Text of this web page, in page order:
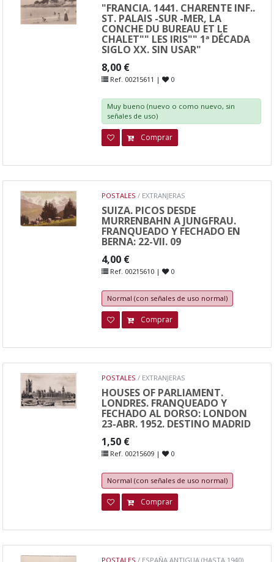
"FRANCIA. 1441. CHARENTE INF..
ST. PALAIS -SUR -MER, LA
CONCHE DU BUREAU ET LE
CHALET"" LES IRIS"" 1ª DÉCADA
SIGLO XX. SIN USAR"
8,00 €
Ref. 00215611 | 0
Muy bueno (nuevo o como nuevo, sin
señales de uso)
Comprar
POSTALES / EXTRANJERAS
SUIZA. PICOS DESDE
MURRENBAHN A JUNGFRAU.
FRANQUEADO Y FECHADO EN
BERNA: 22-VII. 09
4,00 €
Ref. 00215610 | 0
Normal (con señales de uso normal)
Comprar
POSTALES / EXTRANJERAS
HOUSES OF PARLIAMENT.
LONDRES. FRANQUEADO Y
FECHADO AL DORSO: LONDON
23-ABR. 1952. DESTINO MADRID
1,50 €
Ref. 00215609 | 0
Normal (con señales de uso normal)
Comprar
POSTALES / ESPAÑA ANTIGUA (HASTA 1940)